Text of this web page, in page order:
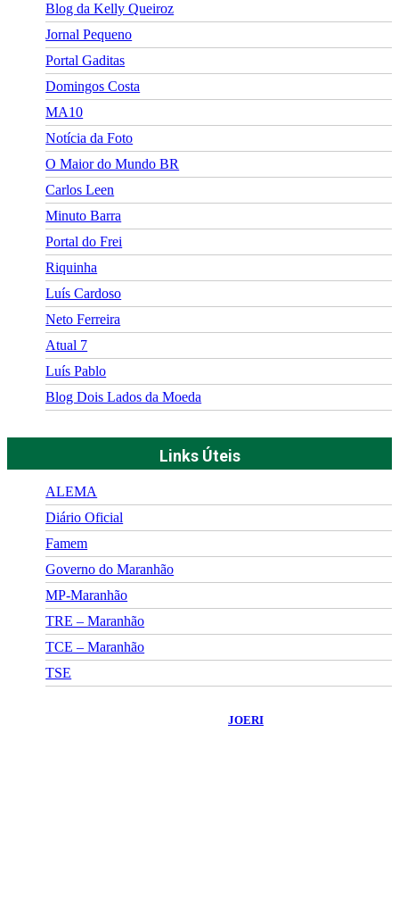
Blog da Kelly Queiroz
Jornal Pequeno
Portal Gaditas
Domingos Costa
MA10
Notícia da Foto
O Maior do Mundo BR
Carlos Leen
Minuto Barra
Portal do Frei
Riquinha
Luís Cardoso
Neto Ferreira
Atual 7
Luís Pablo
Blog Dois Lados da Moeda
Links Úteis
ALEMA
Diário Oficial
Famem
Governo do Maranhão
MP-Maranhão
TRE – Maranhão
TCE – Maranhão
TSE
JOERI